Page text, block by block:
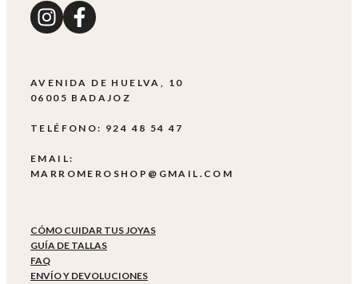
AVENIDA DE HUELVA, 10
06005 BADAJOZ
TELÉFONO: 924 48 54 47
EMAIL:
MARROMEROSHOP@GMAIL.COM
CÓMO CUIDAR TUS JOYAS
GUÍA DE TALLAS
FAQ
ENVÍO Y DEVOLUCIONES